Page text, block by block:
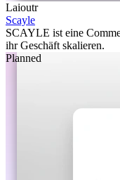
Laioutr
Scayle
SCAYLE ist eine
ihr Geschäft skalieren.
Planned